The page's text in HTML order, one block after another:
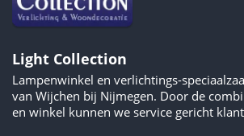
Light Collection
Lampenwinkel en verlichtings-
van Wijchen bij Nijmegen. Door de
en winkel kunnen we service gericht